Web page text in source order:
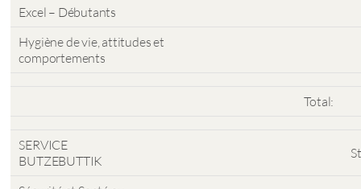
Excel – Débutants
Hygiène de vie, attitudes et
comportements
Total:
SERVICE
BUTZEBUTTIK